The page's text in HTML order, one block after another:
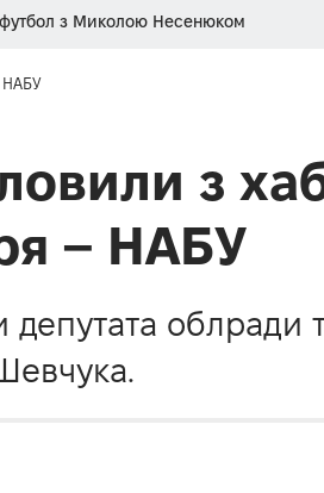
з Миколою Несенюком
НАБУ
з
– НАБУ
облради